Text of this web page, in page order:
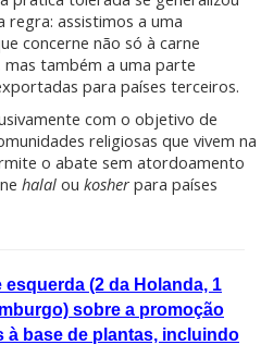
regra: assistimos a uma
concerne não só à carne
também a uma parte
para países terceiros.
com o objetivo de
religiosas que vivem na
o abate sem atordoamento
halal ou kosher para países
(2 da Holanda, 1
sobre a promoção
base de plantas, incluindo